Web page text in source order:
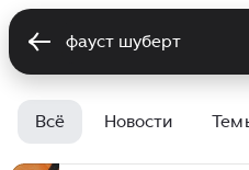
Всё Новости